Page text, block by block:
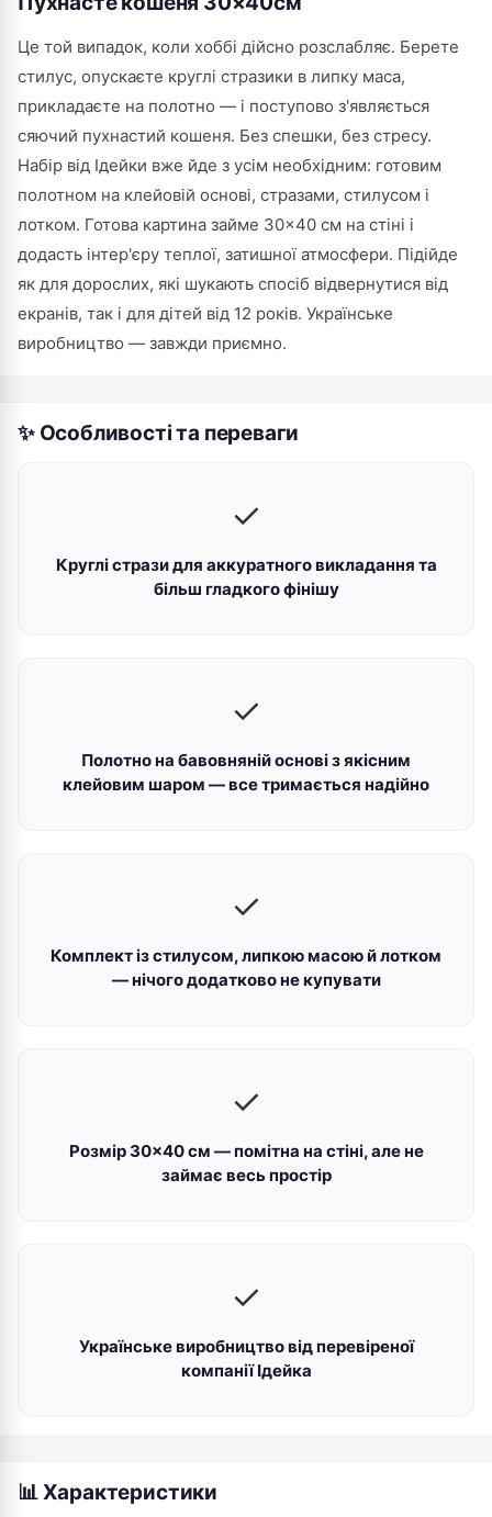
Це той випадок, коли хоббі дійсно розслабляє. Берете
стилус, опускаєте круглі стразики в липку маса,
прикладаєте на полотно — і поступово з'являється
сяючий пухнастий кошеня. Без спешки, без стресу.
Набір від Ідейки вже йде з усім необхідним: готовим
полотном на клейовій основі, стразами, стилусом і
лотком. Готова картина займе 30×40 см на стіні і
додасть інтер'єру теплої, затишної атмосфери. Підійде
як для дорослих, які шукають спосіб відвернутися від
екранів, так і для дітей від 12 років. Українське
виробництво — завжди приємно.
✨ Особливості та переваги
✓
Круглі стрази для аккуратного викладання та
більш гладкого фінішу
✓
Полотно на бавовняній основі з якісним
клейовим шаром — все тримається надійно
✓
Комплект із стилусом, липкою масою й лотком
— нічого додатково не купувати
✓
Розмір 30×40 см — помітна на стіні, але не
займає весь простір
✓
Українське виробництво від перевіреної
компанії Ідейка
📊 Характеристики